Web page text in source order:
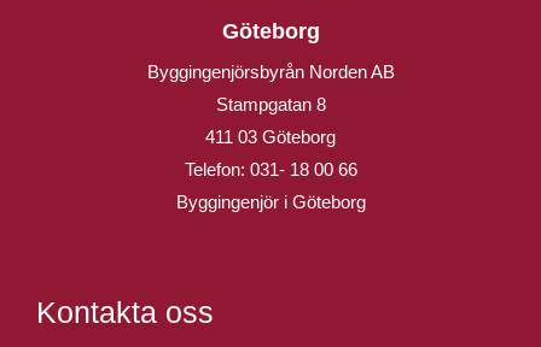
Göteborg
Byggingenjörsbyrån Norden AB
Stampgatan 8
411 03 Göteborg
Telefon: 031- 18 00 66
Byggingenjör i Göteborg
Kontakta oss